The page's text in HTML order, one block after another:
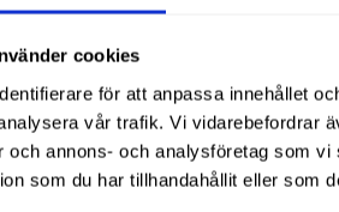
cookies
för att anpassa innehållet
vår trafik. Vi vidarebefordrar
och annons- och analysföretag som
som du har tillhandahållit eller som